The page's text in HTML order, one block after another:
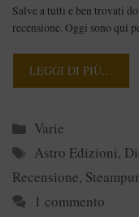
Salve a tutti e ben trovati
recensione. Oggi sono qui
LEGGI DI PIÙ…
Categorie
Varie
Tag
Astro Edizioni,
Recensione,
1 commento